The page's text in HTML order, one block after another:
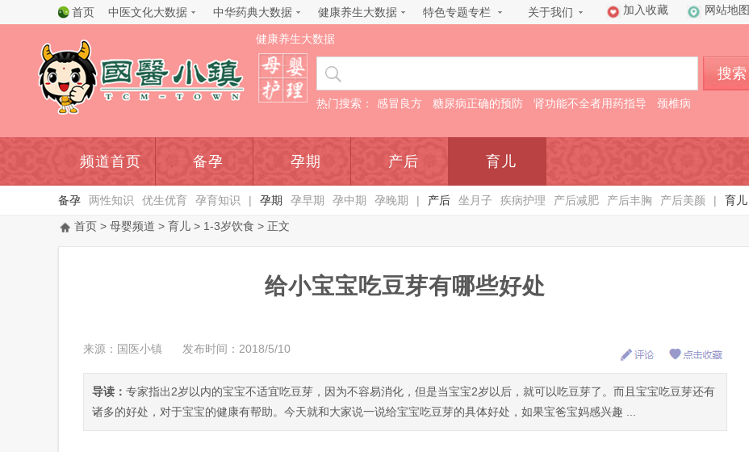
首页 中医文化大数据 中华药典大数据 健康养生大数据 特色专题专栏 关于我们 加入收藏 网站地图
健康养生大数据
搜索
热门搜索： 感冒良方 糖尿病正确的预防 肾功能不全者用药指导 颈椎病
频道首页 备孕 孕期 产后 育儿
备孕 两性知识 优生优育 孕育知识 | 孕期 孕早期 孕中期 孕晚期 | 产后 坐月子 疾病护理 产后减肥 产后丰胸 产后美颜 | 育儿
首页 > 母婴频道 > 育儿 > 1-3岁饮食 > 正文
给小宝宝吃豆芽有哪些好处
来源：国医小镇 发布时间：2018/5/10
导读： 专家指出2岁以内的宝宝不适宜吃豆芽，因为不容易消化，但是当宝宝2岁以后，就可以吃豆芽了。而且宝宝吃豆芽还有
诸多的好处，对于宝宝的健康有帮助。今天就和大家说一说给宝宝吃豆芽的具体好处，如果宝爸宝妈感兴趣 ...